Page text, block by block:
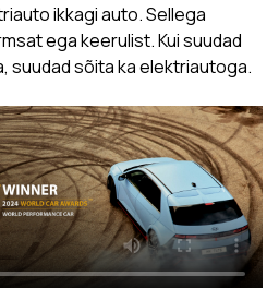
ikkagi auto. Sellega
ega keerulist. Kui suudad
suudad sõita ka elektriautoga.